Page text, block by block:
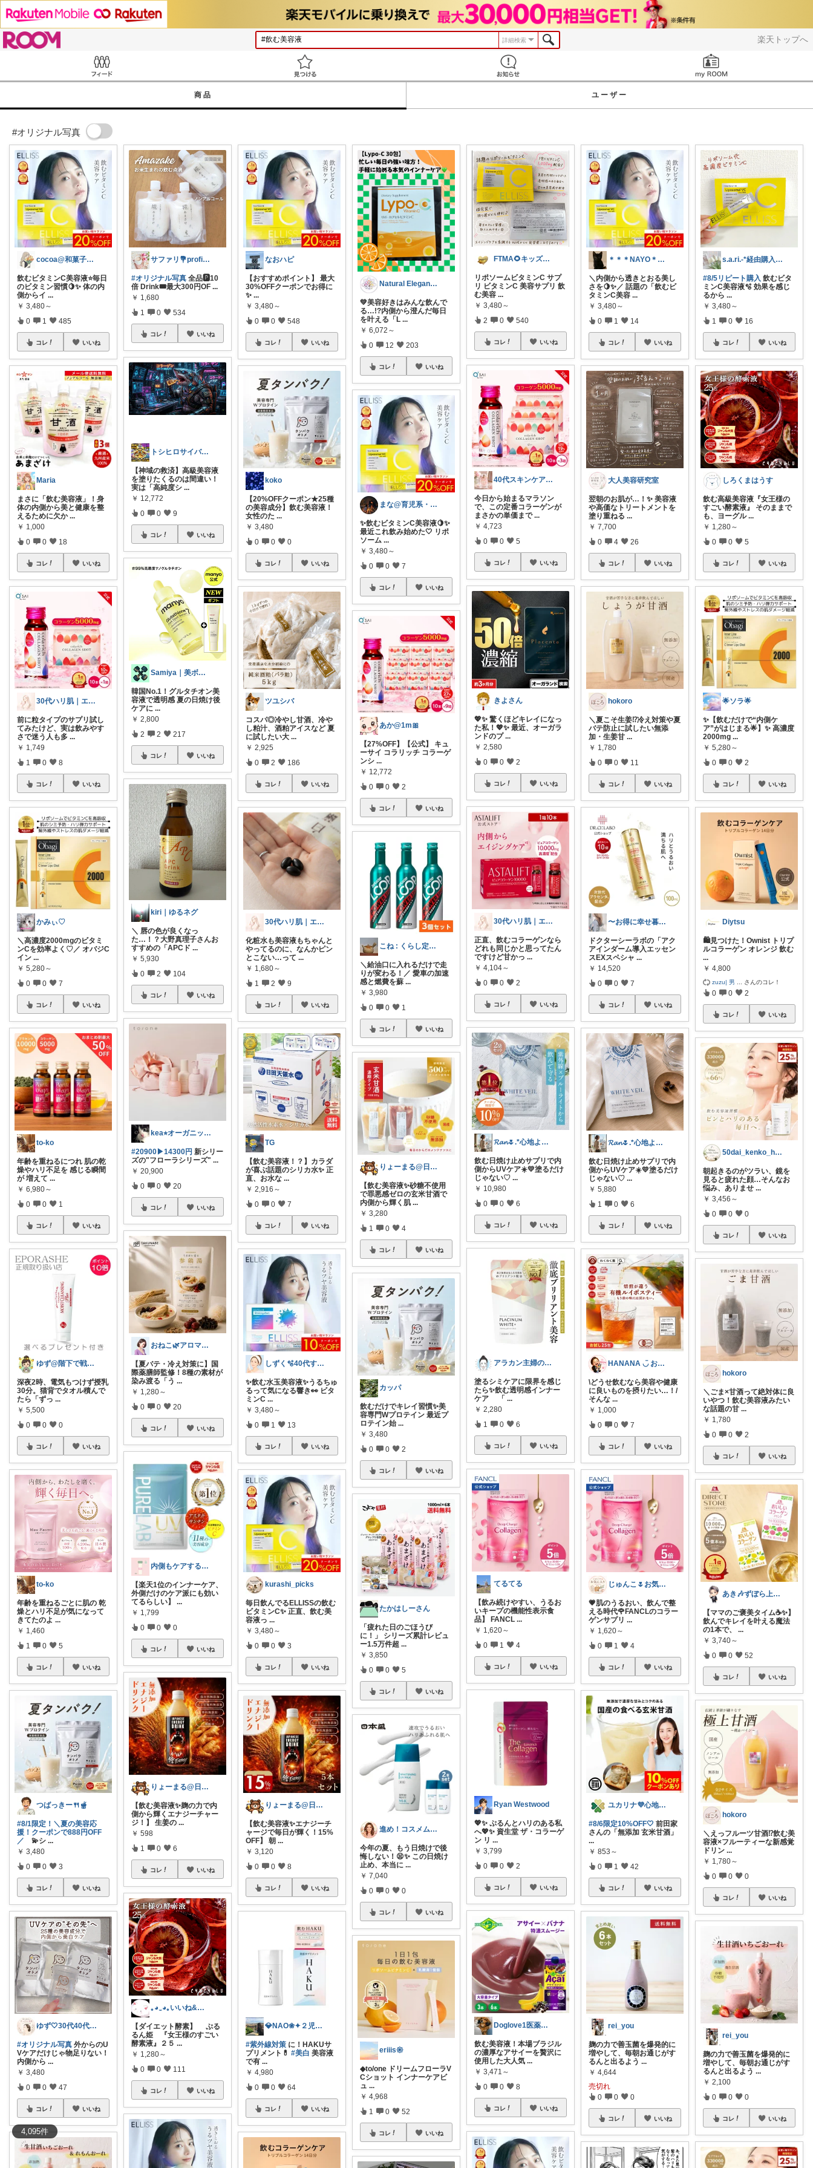
楽天トップへ
詳細検索
商品 ユーザー
#オリジナル写真
4,095件
cocoa@和菓子大好き
飲むビタミンC美容液⭐️毎日
のビタミン習慣🍋✨ 体の内
側からイ ...
￥ 3,480～
0 1 485
コレ いいね
Maria
まさに「飲む美容液」！身
体の内側から美と健康を整
えるために欠か ...
￥ 1,000
0 0 18
コレ いいね
30代ハリ肌｜エイジングケアROOM
前に粒タイプのサプリ試し
てみたけど、実は飲みやす
さで迷う人も多 ...
￥ 1,749
1 0 8
コレ いいね
かみぃ♡
＼高濃度2000mgのビタミ
ンCを効率よく♡／ オバジC
イン ...
￥ 5,280～
0 0 7
コレ いいね
to-ko
年齢を重ねるにつれ 肌の乾
燥やハリ不足を 感じる瞬間
が 増えて ...
￥ 6,980～
0 0 1
コレ いいね
ゆず@階下で戦う主婦
深夜2時、電気もつけず授乳
30分。猫背でタオル積んで
たら「ずっ ...
￥ 5,500
0 0 0
コレ いいね
to-ko
年齢を重ねるごとに肌の 乾
燥とハリ不足が気になって
きてたのよ ...
￥ 1,460
1 0 5
コレ いいね
つばっきー🍴🫕
#8/1限定！＼夏の美容応
援！クーポンで888円OFF
／ 💫シ ...
￥ 3,480
0 0 3
コレ いいね
ゆず🤍30代40代の肌悩み解決美容🍀
#オリジナル写真 外からのU
Vケアだけじゃ物足りない！
内側から ...
￥ 3,480
0 0 47
コレ いいね
サファリ‎💐profileにてお礼
#オリジナル写真 全品🅿️10
倍 Drink🎟最大300円OF ...
￥ 1,680
1 0 534
コレ いいね
トシヒロサイバー美容×ギアでQOL超越
【神域の救済】高級美容液
を塗りたくるのは間違い！
実は「高純度シ ...
￥ 12,772
0 0 9
コレ いいね
Samiya｜美ボディトレーナー
韓国No.1！グルタチオン美
容液で透明感 夏の日焼け後
ケアに ...
￥ 2,800
2 2 217
コレ いいね
kiri｜ゆるネグ
＼ 唇の色が良くなっ
た…！？大野真理子さんお
すすめの「APCド ...
￥ 5,930
0 2 104
コレ いいね
kea⭐︎オーガニックアイテム
#20900▶︎14300円 新シリー
ズの"フローラシリーズ" ...
￥ 20,900
0 0 20
コレ いいね
おねこ🌿アロマサロンオーナーセラピスト
【夏バテ・冷え対策に】国
際薬膳師監修！8種の素材が
染み渡る「う ...
￥ 1,280～
0 0 20
コレ いいね
内側もケアする美肌習慣ROOM
【楽天1位のインナーケア、
外側だけのケア派にも効い
てるらしい】
...
￥ 1,799
0 0 0
コレ いいね
りょーまる@日用品×ファッション
【飲む美容液✨麹の力で内
側から輝くエナジーチャー
ジ！】 生姜の ...
￥ 598
1 0 6
コレ いいね
｡⁠◕⁠‿⁠◕⁠｡いいね&経由購入感謝♥
【ダイエット酵素】 ぷる
るん姫 『女王様のすごい
酵素液』２５ ...
￥ 1,280～
0 0 111
コレ いいね
なおハピ
【おすすめポイント】 最大
30%OFFクーポンでお得に
✨...
￥ 3,480～
0 0 548
コレ いいね
koko
【20%OFFクーポン★25種
の美容成分】飲む美容液！
女性のた ...
￥ 3,480
0 0 0
コレ いいね
ツユシバ
コスパ◎冷やし甘酒、冷や
し粕汁、酒粕アイスなど 夏
に試したい大 ...
￥ 2,925
0 2 186
コレ いいね
30代ハリ肌｜エイジングケアROOM
化粧水も美容液もちゃんと
やってるのに、なんかピン
とこない…って ...
￥ 1,680～
1 2 9
コレ いいね
TG
【飲む美容液！？】カラダ
が喜ぶ話題のシリカ水✨ 正
直、お水な ...
￥ 2,916～
0 0 7
コレ いいね
しずく🫧40代すっぴん美肌＆ダイエット
✨️飲む水玉美容液✨️うるちゅ
るって気になる響き👀 ビタ
ミンC ...
￥ 3,480～
0 1 13
コレ いいね
kurashi_picks
毎日飲んでるELLISSの飲む
ビタミンC✨ 正直、飲む美
容液っ ...
￥ 3,480～
0 0 3
コレ いいね
りょーまる@日用品×ファッション
【飲む美容液✨エナジーチ
ャージで毎日が輝く！15%
OFF】 朝 ...
￥ 3,120
0 0 8
コレ いいね
💎NAO❀✦２児ママ⚑
#紫外線対策 に！HAKUサ
プリメント💊#美白 美容液
で有 ...
￥ 4,980
0 0 64
コレ いいね
Natural Elegance169
💚美容好きはみんな飲んで
る…!?内側から澄んだ毎日
を叶える「L ...
￥ 6,072～
0 12 203
コレ いいね
まな@育児系・産後ダイエットと美容
✨飲むビタミンC美容液🍋✨
最近これ飲み始めた🤍 リポ
ソーム ...
￥ 3,480～
0 0 7
コレ いいね
あか@1m🎀
【27%OFF】【公式】 キュ
ーサイ コラリッチ コラーゲ
ンシ ...
￥ 12,772
0 0 2
コレ いいね
こね : くらし定番手帖🏎️💄🍳
＼給油口に入れるだけで走
りが変わる！／ 愛車の加速
感と燃費を蘇 ...
￥ 3,980
0 0 1
コレ いいね
りょーまる@日用品×ファッション
【飲む美容液✨砂糖不使用
で罪悪感ゼロの玄米甘酒で
内側から輝く肌 ...
￥ 3,280
1 0 4
コレ いいね
カッパ
飲むだけでキレイ習慣✨美
容専門Wプロテイン 最近プ
ロテイン始 ...
￥ 3,480
0 0 2
コレ いいね
たかはしーさん
「疲れた日のごほうび
に！」 シリーズ累計レビュ
ー1.5万件超 ...
￥ 3,850
0 0 5
コレ いいね
進め！コスメムスメ！アラフォー美容の鬼
今年の夏、もう日焼けで後
悔しない！😫✨ この日焼け
止め、本当に ...
￥ 7,040
0 0 0
コレ いいね
eriiis𑁍
◆to/one ドリームフローラV
Cショット インナーケアビ
ュ ...
￥ 4,968
1 0 52
コレ いいね
FTMA🌻キッズ⭐コスメ⭐フード
リポソームビタミンC サプ
リ ビタミンC 美容サプリ 飲
む美容 ...
￥ 3,480～
2 0 540
コレ いいね
40代スキンケア研究ROOM
今日から始まるマラソン
で、この定番コラーゲンが
まさかの単価まで ...
￥ 4,723
0 0 5
コレ いいね
きよさん
💖✨ 驚くほどキレイになっ
た私！💖✨ 最近、オーガラ
ンドのプ ...
￥ 2,580
0 0 2
コレ いいね
30代ハリ肌｜エイジングケアROOM
正直、飲むコラーゲンなら
どれも同じかと思ってたん
ですけど甘かっ ...
￥ 4,104～
0 0 2
コレ いいね
𝓡𝓪𝓷🌷.*心地よい空間
飲む日焼け止めサプリで内
側からUVケア☀️💛塗るだけ
じゃない♡ ...
￥ 10,980
0 0 6
コレ いいね
アラカン主婦の楽しく若見えエイジング✴︎
塗るシミケアに限界を感じ
たら✨飲む透明感インナー
ケア 「 ...
￥ 2,280
1 0 6
コレ いいね
てるてる
【飲み続けやすい、うるお
いキープの機能性表示食
品】 FANCL ...
￥ 1,620～
0 1 4
コレ いいね
Ryan Westwood
💖✨ ぷるんとハリのある私
へ💖✨ 資生堂 ザ・コラーゲ
ン リ ...
￥ 3,799
0 0 2
コレ いいね
Doglove1医薬品登録販売者おすすめ
飲む美容液！本場ブラジル
の濃厚なアサイーを贅沢に
使用した大人気 ...
￥ 3,471～
0 0 8
コレ いいね
＊＊＊NAYO＊＊＊
＼内側から透きとおる美し
さを🍋✨／ 話題の「飲むビ
タミンC美容 ...
￥ 3,480～
0 1 14
コレ いいね
大人美容研究室
翌朝のお肌が…！✨ 美容液
や高価なトリートメントを
塗り重ねる ...
￥ 7,700
0 4 26
コレ いいね
hokoro
​＼夏こそ生姜⁉️冷え対策や夏
バテ防止に試したい無添
加・生姜甘 ...
￥ 1,780
0 0 11
コレ いいね
〜お得に幸せ暮らし〜
ドクターシーラボの「アク
アインダーム導入エッセン
スEXスペシャ ...
￥ 14,520
0 0 7
コレ いいね
𝓡𝓪𝓷🌷.*心地よい空間
飲む日焼け止めサプリで内
側からUVケア☀️💛塗るだけ
じゃない♡ ...
￥ 5,880
1 0 6
コレ いいね
HANANA ◡̈ お節介おかんの厳選品
\どうせ飲むなら美容や健康
に良いものを摂りたい…！/
そんな ...
￥ 1,000
0 0 7
コレ いいね
じゅんこ🌷お気に入り
💗肌のうるおい、飲んで整
える時代🌹FANCLのコラー
ゲンサプリ ...
￥ 1,620～
0 1 4
コレ いいね
ユカリナ💜心地よい暮らしナチュラル🌿
#8/6限定10%OFF🤍 前田家
さんの「無添加 玄米甘酒」
...
￥ 853～
0 1 42
コレ いいね
rei_you
麹の力で善玉菌を爆発的に
増やして、毎朝お通じがす
るんと出るよう ...
￥ 4,644
売切れ
0 0 0
コレ いいね
s.a.ri.-*経由購入感謝です☺
#8/5リピート購入 飲むビタ
ミンC美容液🫧 効果を感じ
るから ...
￥ 3,480～
1 0 16
コレ いいね
しろくまはうす
飲む高級美容液『女王様の
すごい酵素液』 そのままで
も、ヨーグル ...
￥ 1,280～
0 0 5
コレ いいね
🌟ソラ🌟
✨【飲むだけで“内側ケ
ア”がはじまる🌟】✨ 高濃度
2000mg ...
￥ 5,280～
0 0 2
コレ いいね
Diytsu
🛍️見つけた！Ownist トリプ
ルコラーゲン オレンジ 飲む
...
￥ 4,800
zuzu| 男 さんのコレ！
0 0 2
コレ いいね
50dai_kenko_habit
朝起きるのがツラい、鏡を
見ると疲れた顔…そんなお
悩み、ありませ ...
￥ 3,456～
0 0 0
コレ いいね
hokoro
​＼ごま×甘酒って絶対体に良
いやつ！飲む美容液みたい
な話題の甘 ...
￥ 1,780
0 0 2
コレ いいね
あき🎶ずぼら上等✩日々の楽しみ方
【ママのご褒美タイム☕️✨】
飲んでキレイを叶える魔法
の1本で、
...
￥ 3,740～
0 0 52
コレ いいね
hokoro
​＼えっフルーツ甘酒⁉️飲む美
容液×フルーティーな新感覚
ドリン ...
￥ 1,780～
0 0 0
コレ いいね
rei_you
麹の力で善玉菌を爆発的に
増やして、毎朝お通じがす
るんと出るよう ...
￥ 2,100
0 0 0
コレ いいね